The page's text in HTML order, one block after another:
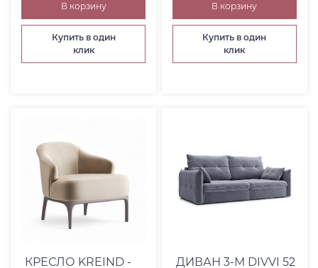
В корзину
Купить в один
клик
В корзину
Купить в один
клик
КРЕСЛО KREIND -
ДИВАН 3-М DIVVI 52